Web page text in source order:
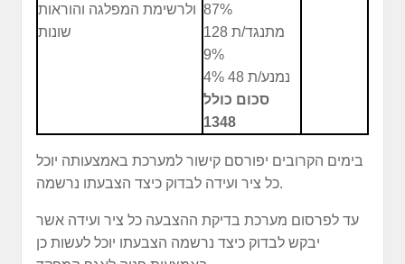
ולרשימת המפלגה והוראות
שונות
87%
מתנגד/ת 128
9%
נמנע/ת 48 4%
סכום כולל
1348
בימים הקרובים יפורסם קישור למערכת באמצעותה יוכל
כל ציר ועידה לבדוק כיצד הצבעתו נרשמה.
עד לפרסום מערכת בדיקת ההצבעה כל ציר ועידה אשר
יבקש לבדוק כיצד נרשמה הצבעתו יוכל לעשות כן